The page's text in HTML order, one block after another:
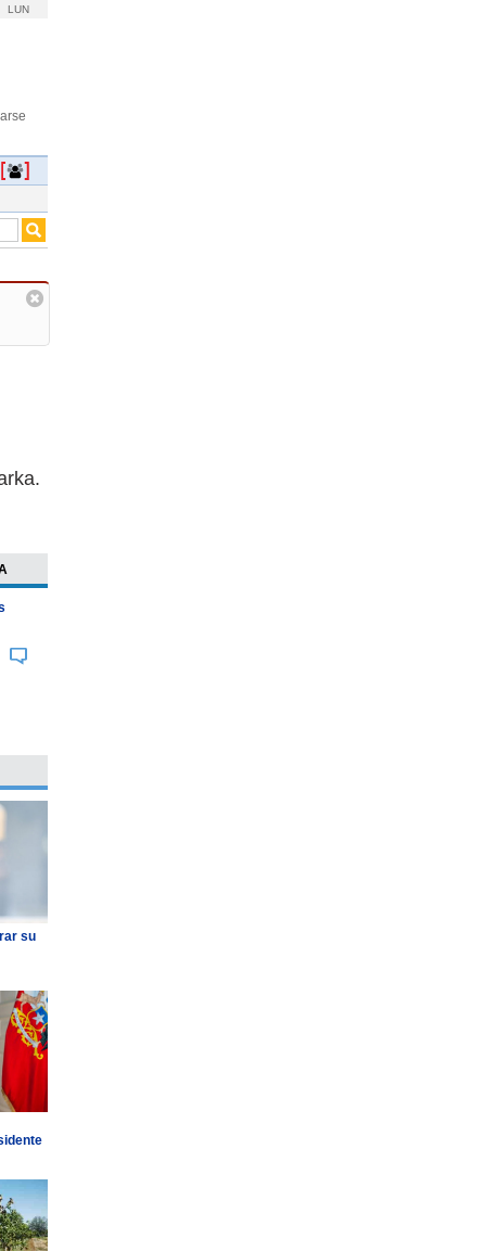
LUN
su